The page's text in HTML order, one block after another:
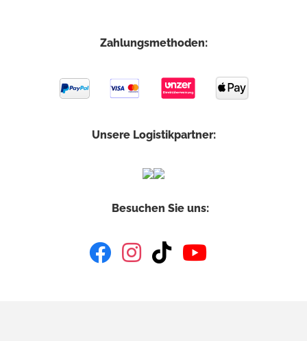
Zahlungsmethoden:
Unsere Logistikpartner:
Besuchen Sie uns: